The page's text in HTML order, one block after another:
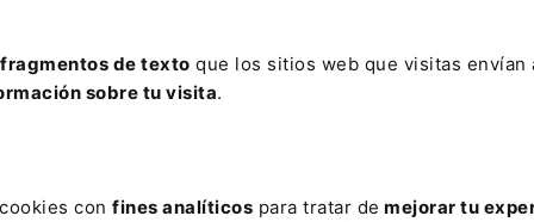
de texto que los sitios web que visitas envían
sobre tu visita.
con fines analíticos para tratar de mejorar tu
en aguas continentales y aprovechamientos
de la consulta pública
competencias autonómicas sin mecanismo de
ubica la instalación fotovoltaica flotante”, así como de